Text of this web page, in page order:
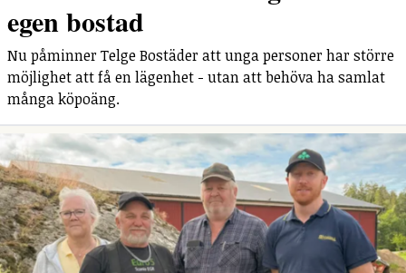
egen bostad
Nu påminner Telge Bostäder att unga personer har större
möjlighet att få en lägenhet - utan att behöva ha samlat
många köpoäng.